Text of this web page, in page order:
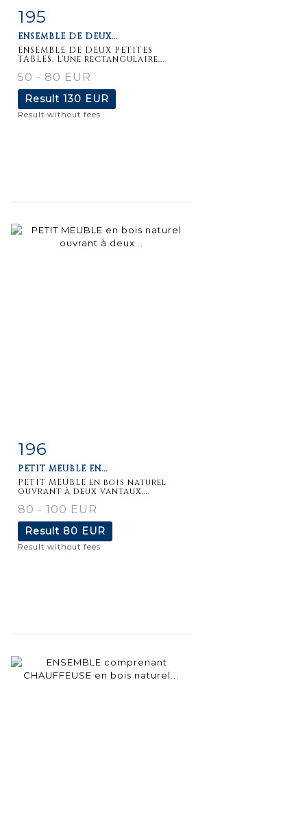
Item detail
195
ENSEMBLE DE DEUX...
ENSEMBLE DE DEUX PETITES
TABLES. L'une rectangulaire...
50 - 80 EUR
Result 130 EUR
Result without fees
Item detail
196
PETIT MEUBLE EN...
PETIT MEUBLE en bois naturel
ouvrant à deux vantaux,...
80 - 100 EUR
Result 80 EUR
Result without fees